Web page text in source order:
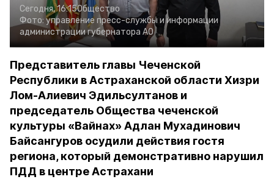
Сегодня, 16:15Общество
Фото: управление пресс-службы и информации
администрации губернатора АО
Представитель главы Чеченской
Республики в Астраханской области Хизри
Лом-Алиевич Эдильсултанов и
председатель Общества чеченской
культуры «Вайнах» Адлан Мухадинович
Байсангуров осудили действия гостя
региона, который демонстративно нарушил
ПДД в центре Астрахани